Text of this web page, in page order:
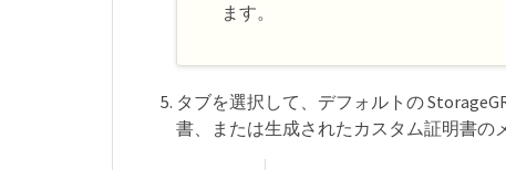
ます。
タブを選択して、デフォルトの
書、または生成されたカスタム証明書の